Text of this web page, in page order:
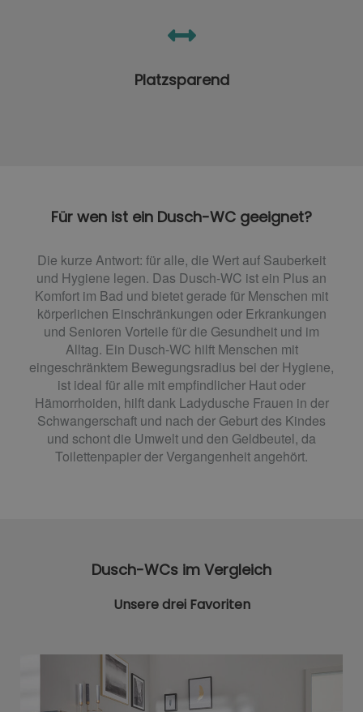
Platzsparend
Für wen ist ein Dusch-WC geeignet?
Die kurze Antwort: für alle, die Wert auf Sauberkeit
und Hygiene legen. Das Dusch-WC ist ein Plus an
Komfort im Bad und bietet gerade für Menschen mit
körperlichen Einschränkungen oder Erkrankungen
und Senioren Vorteile für die Gesundheit und im
Alltag. Ein Dusch-WC hilft Menschen mit
eingeschränktem Bewegungsradius bei der Hygiene,
ist ideal für alle mit empfindlicher Haut oder
Hämorrhoiden, hilft dank Ladydusche Frauen in der
Schwangerschaft und nach der Geburt des Kindes
und schont die Umwelt und den Geldbeutel, da
Toilettenpapier der Vergangenheit angehört.
Dusch-WCs im Vergleich
Unsere drei Favoriten